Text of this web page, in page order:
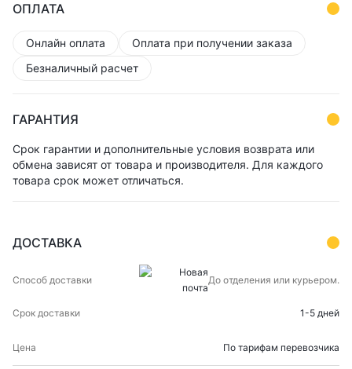
ОПЛАТА
Онлайн оплата
Оплата при получении заказа
Безналичный расчет
ГАРАНТИЯ
Срок гарантии и дополнительные условия возврата или
обмена зависят от товара и производителя. Для каждого
товара срок может отличаться.
ДОСТАВКА
ДОСТАВКИДОСТАВКИ
ЦЕНА До отделения или курьером.
1-5 дней
По тарифам перевозчика